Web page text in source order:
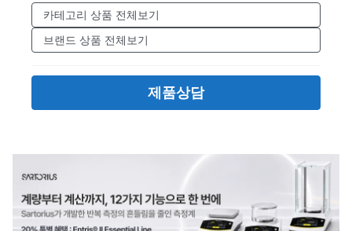
카테고리 상품 전체보기
브랜드 상품 전체보기
제품상담